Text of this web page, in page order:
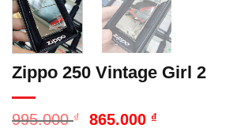
Zippo 250 Vintage Girl 2
995.000₫
Giá
865.000 ₫